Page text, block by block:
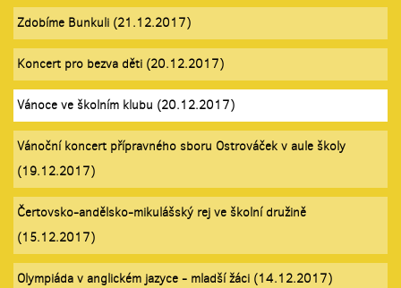
Zdobíme Bunkuli (21.12.2017)
Koncert pro bezva děti (20.12.2017)
Vánoce ve školním klubu (20.12.2017)
Vánoční koncert přípravného sboru Ostrováček v aule školy
(19.12.2017)
Čertovsko-andělsko-mikulášský rej ve školní družině
(15.12.2017)
Olympiáda v anglickém jazyce - mladší žáci (14.12.2017)